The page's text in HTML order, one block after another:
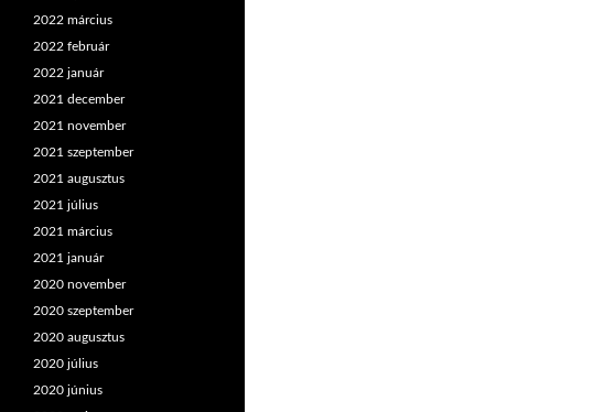
2022 március
2022 február
2022 január
2021 december
2021 november
2021 szeptember
2021 augusztus
2021 július
2021 március
2021 január
2020 november
2020 szeptember
2020 augusztus
2020 július
2020 június